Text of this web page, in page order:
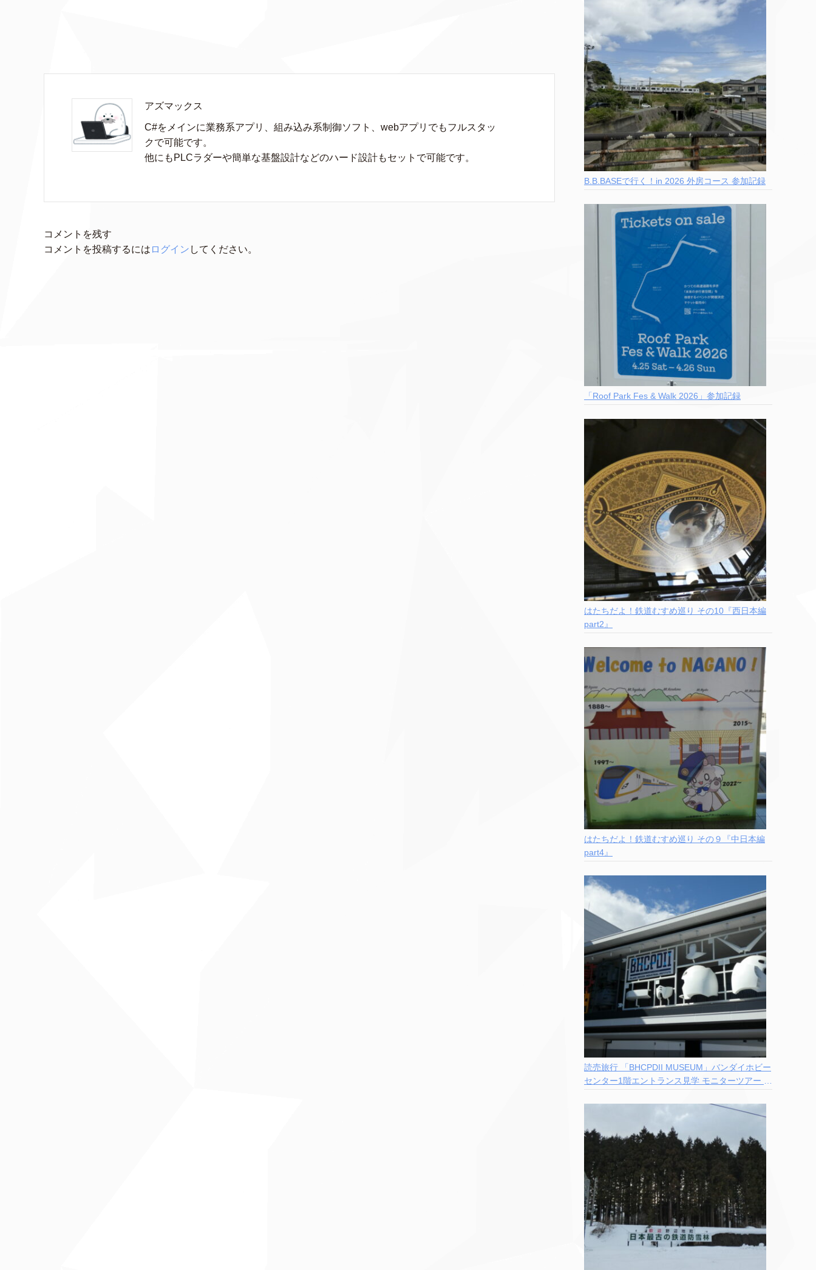
アズマックス
C#をメインに業務系アプリ、組み込み系制御ソフト、webアプリでもフルスタッ
クで可能です。
他にもPLCラダーや簡単な基盤設計などのハード設計もセットで可能です。
コメントを残す
コメントを投稿するには ログイン してください。
B.B.BASEで行く！in 2026 外房コース 参加記録
「Roof Park Fes & Walk 2026」参加記録
はたちだよ！鉄道むすめ巡り その10『西日本編
part2』
はたちだよ！鉄道むすめ巡り その９『中日本編
part4』
読売旅行 「BHCPDII MUSEUM」バンダイホビー
センター1階エントランス見学 モニターツアー 参